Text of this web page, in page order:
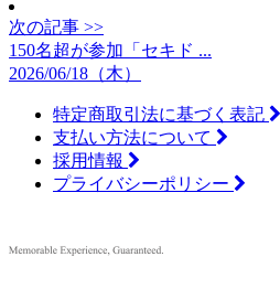
次の記事 >>
150名超が参加「セキド ...
2026/06/18（木）
特定商取引法に基づく表記
支払い方法について
採用情報
プライバシーポリシー